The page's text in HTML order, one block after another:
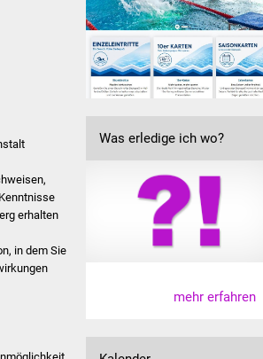
erhalten
in dem Sie
Was erledige ich wo?
mehr erfahren